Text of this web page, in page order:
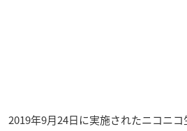
2019年9月24日に実施されたニコニコ